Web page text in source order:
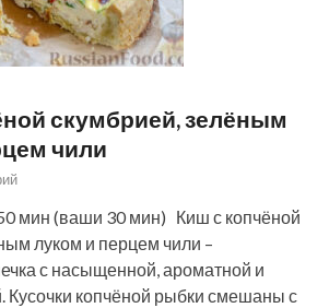
скумбрией, зелёным
чили
мин (ваши 30 мин) Киш с копчёной
луком и перцем чили –
с насыщенной, ароматной и
Кусочки копчёной рыбки смешаны с